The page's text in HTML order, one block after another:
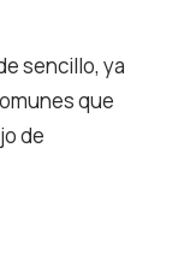
sencillo, ya
que
de